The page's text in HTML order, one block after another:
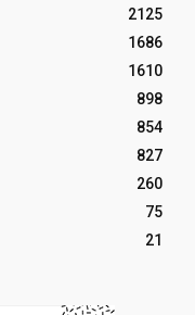
2125
1686
1610
898
854
827
260
75
21